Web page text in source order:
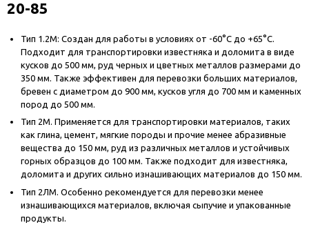
20-85
Тип 1.2М: Создан для работы в условиях от -60°С до +65°С.
Подходит для транспортировки известняка и доломита в виде
кусков до 500 мм, руд черных и цветных металлов размерами до
350 мм. Также эффективен для перевозки больших материалов,
бревен с диаметром до 900 мм, кусков угля до 700 мм и каменных
пород до 500 мм.
Тип 2М. Применяется для транспортировки материалов, таких
как глина, цемент, мягкие породы и прочие менее абразивные
вещества до 150 мм, руд из различных металлов и устойчивых
горных образцов до 100 мм. Также подходит для известняка,
доломита и других сильно изнашивающих материалов до 150 мм.
Тип 2ЛМ. Особенно рекомендуется для перевозки менее
изнашивающихся материалов, включая сыпучие и упакованные
продукты.